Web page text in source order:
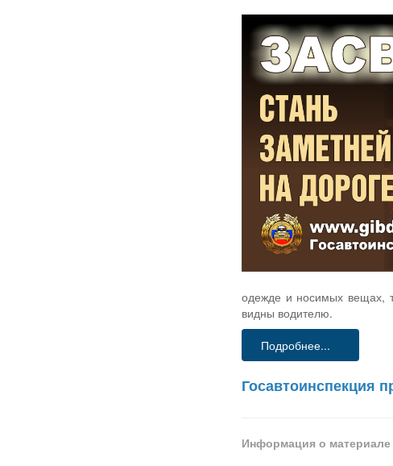
одежде и носимых вещах,
видны водителю.
Подробнее...
Госавтоинспекция
Информация о материале